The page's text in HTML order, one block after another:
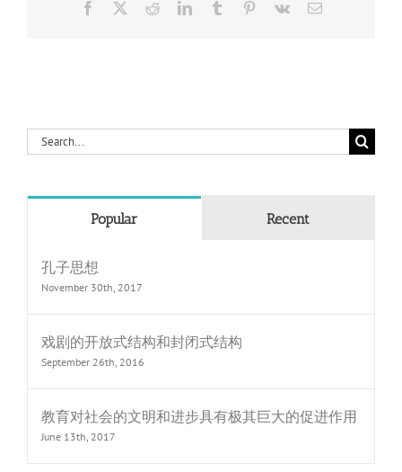
Facebook RedditLinkedInTumblr Pinterest
Vk Email
Search
for:
Popular Recent
孔子思想
November 30th, 2017
戏剧的开放式结构和封闭式结构
September 26th, 2016
教育对社会的文明和进步具有极其巨大的促进作用
June 13th, 2017